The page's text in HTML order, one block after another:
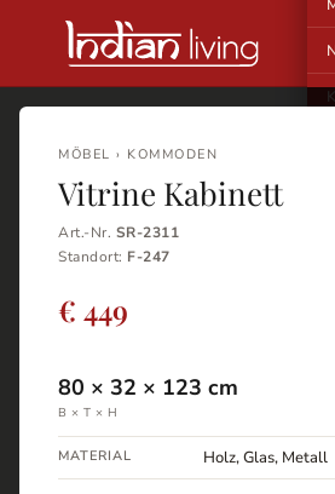
MÖBEL › KOMMODEN
Vitrine Kabinett
Art.-Nr. SR-2311
Standort: F-247
€ 449
80 × 32 × 123 cm
B × T × H
MATERIAL Holz, Glas, Metall